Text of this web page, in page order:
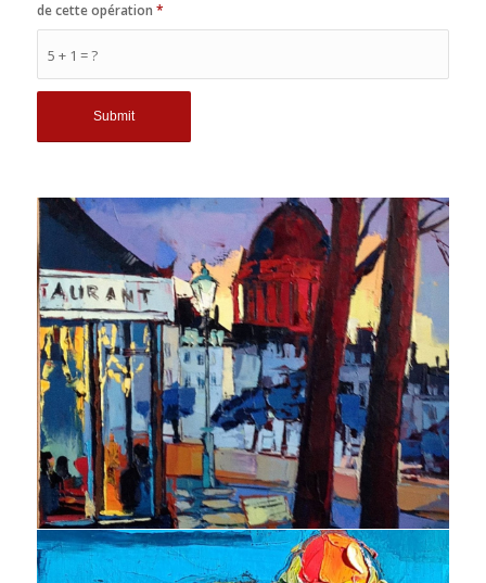
5 + 1 = ?
de cette opération *